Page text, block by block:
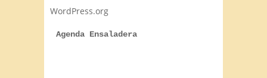
WordPress.org
Agenda Ensaladera